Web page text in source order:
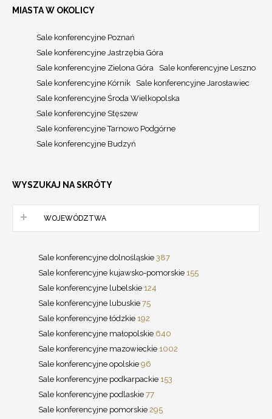
MIASTA W OKOLICY
Sale konferencyjne Poznań
Sale konferencyjne Jastrzębia Góra
Sale konferencyjne Zielona Góra
Sale konferencyjne Leszno
Sale konferencyjne Kórnik
Sale konferencyjne Jarosławiec
Sale konferencyjne Środa Wielkopolska
Sale konferencyjne Stęszew
Sale konferencyjne Tarnowo Podgórne
Sale konferencyjne Budzyń
WYSZUKAJ NA SKRÓTY
WOJEWÓDZTWA
Sale konferencyjne dolnośląskie 387
Sale konferencyjne kujawsko-pomorskie 155
Sale konferencyjne lubelskie 124
Sale konferencyjne lubuskie 75
Sale konferencyjne łódzkie 192
Sale konferencyjne małopolskie 640
Sale konferencyjne mazowieckie 1002
Sale konferencyjne opolskie 96
Sale konferencyjne podkarpackie 153
Sale konferencyjne podlaskie 77
Sale konferencyjne pomorskie 295